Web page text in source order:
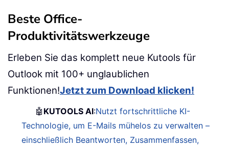
Beste Office-
Produktivitätswerkzeuge
Erleben Sie das komplett neue Kutools für
Outlook mit 100+ unglaublichen
Funktionen!Jetzt zum Download klicken!
🤖 KUTOOLS AI:Nutzt fortschrittliche KI-
Technologie, um E-Mails mühelos zu verwalten –
einschließlich Beantworten, Zusammenfassen,